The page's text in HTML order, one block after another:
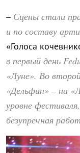
–Сцены стали
и по составу
«Голоса
в первый день
«Луне». Во
«Дельфин» – на
уровне
безупречная